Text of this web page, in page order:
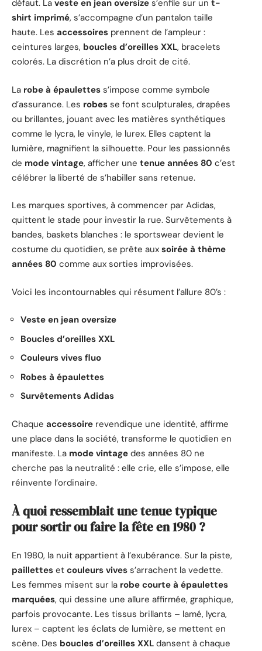
défaut. La veste en jean oversize s’enfile sur un t-
shirt imprimé, s’accompagne d’un pantalon taille
haute. Les accessoires prennent de l’ampleur :
ceintures larges, boucles d’oreilles XXL, bracelets
colorés. La discrétion n’a plus droit de cité.
La robe à épaulettes s’impose comme symbole
d’assurance. Les robes se font sculpturales, drapées
ou brillantes, jouant avec les matières synthétiques
comme le lycra, le vinyle, le lurex. Elles captent la
lumière, magnifient la silhouette. Pour les passionnés
de mode vintage, afficher une tenue années 80 c’est
célébrer la liberté de s’habiller sans retenue.
Les marques sportives, à commencer par Adidas,
quittent le stade pour investir la rue. Survêtements à
bandes, baskets blanches : le sportswear devient le
costume du quotidien, se prête aux soirée à thème
années 80 comme aux sorties improvisées.
Voici les incontournables qui résument l’allure 80’s :
Veste en jean oversize
Boucles d’oreilles XXL
Couleurs vives fluo
Robes à épaulettes
Survêtements Adidas
Chaque accessoire revendique une identité, affirme
une place dans la société, transforme le quotidien en
manifeste. La mode vintage des années 80 ne
cherche pas la neutralité : elle crie, elle s’impose, elle
réinvente l’ordinaire.
À quoi ressemblait une tenue typique
pour sortir ou faire la fête en 1980 ?
En 1980, la nuit appartient à l’exubérance. Sur la piste,
paillettes et couleurs vives s’arrachent la vedette.
Les femmes misent sur la robe courte à épaulettes
marquées, qui dessine une allure affirmée, graphique,
parfois provocante. Les tissus brillants – lamé, lycra,
lurex – captent les éclats de lumière, se mettent en
scène. Des boucles d’oreilles XXL dansent à chaque